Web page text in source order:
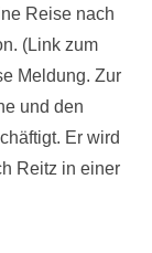
Reise nach
(Link zum
Meldung. Zur
und den
Er wird
Reitz in einer